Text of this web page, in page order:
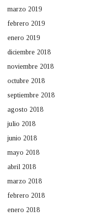
marzo 2019
febrero 2019
enero 2019
diciembre 2018
noviembre 2018
octubre 2018
septiembre 2018
agosto 2018
julio 2018
junio 2018
mayo 2018
abril 2018
marzo 2018
febrero 2018
enero 2018